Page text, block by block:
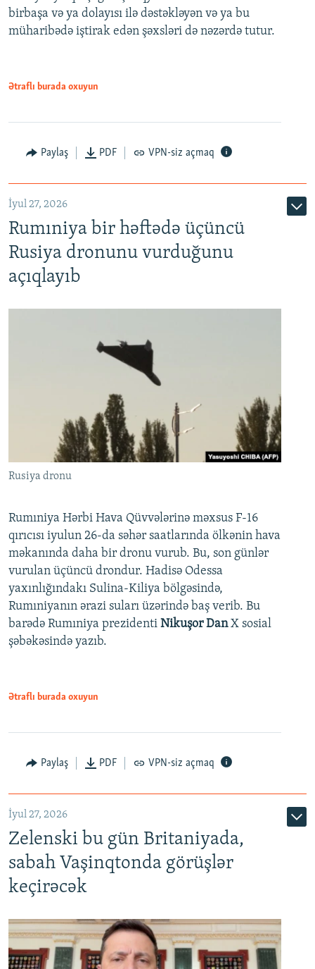
birbaşa və ya dolayısı ilə dəstəkləyən və ya bu
müharibədə iştirak edən şəxsləri də nəzərdə tutur.
Ətraflı burada oxuyun
Paylaş PDF VPN-siz açmaq
İyul 27, 2026
Rumıniya bir həftədə üçüncü
Rusiya dronunu vurduğunu
açıqlayıb
Rusiya dronu
Rumıniya Hərbi Hava Qüvvələrinə məxsus F-16
qırıcısı iyulun 26-da səhər saatlarında ölkənin hava
məkanında daha bir dronu vurub. Bu, son günlər
vurulan üçüncü drondur. Hadisə Odessa
yaxınlığındakı Sulina-Kiliya bölgəsində,
Rumıniyanın ərazi suları üzərində baş verib. Bu
barədə Rumıniya prezidenti Nikuşor DanX sosial
şəbəkəsində yazıb.
Ətraflı burada oxuyun
Paylaş PDF VPN-siz açmaq
İyul 27, 2026
Zelenski bu gün Britaniyada,
sabah Vaşinqtonda görüşlər
keçirəcək